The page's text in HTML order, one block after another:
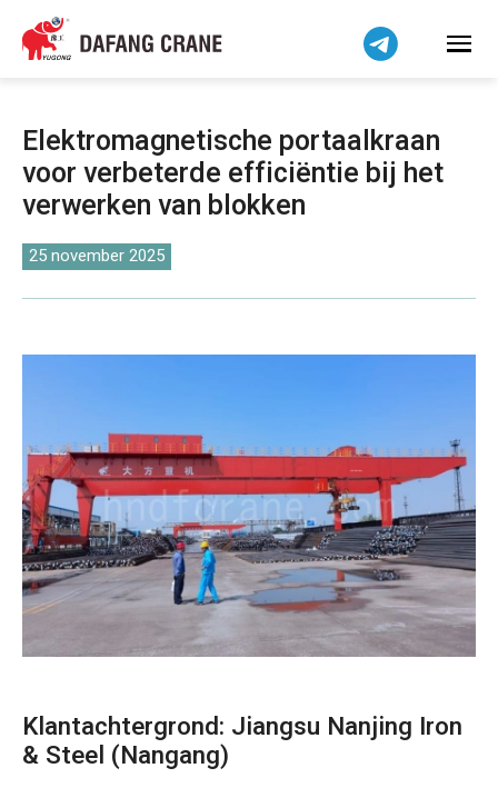
Elektromagnetische portaalkraan
voor verbeterde efficiëntie bij het
verwerken van blokken
25 november 2025
Klantachtergrond: Jiangsu Nanjing Iron
& Steel (Nangang)
Bahasa Indonesia
Bahasa Melayu
বাংলা
فارسی
Pilipino
اردو
Українська
Беларуская мова
Dansk
Norsk
O‘zbekcha